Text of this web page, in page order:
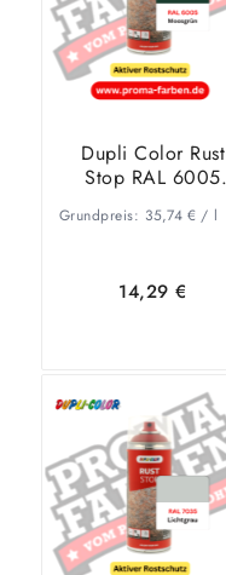
Dupli Color Rust
Stop RAL 6005
Grundpreis: 35,74 €/ l
14,29€